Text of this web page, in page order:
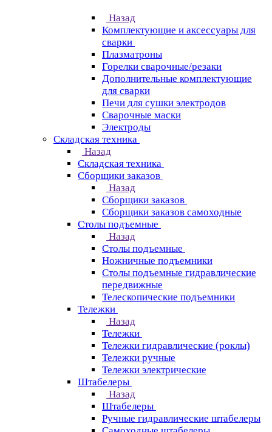
Назад
Комплектующие и аксессуары для
сварки
Плазматроны
Горелки сварочные/резаки
Дополнительные комплектующие
для сварки
Печи для сушки электродов
Сварочные маски
Электроды
Складская техника
Назад
Складская техника
Сборщики заказов
Назад
Сборщики заказов
Сборщики заказов самоходные
Столы подъемные
Назад
Столы подъемные
Ножничные подъемники
Столы подъемные гидравлические
передвижные
Телескопические подъемники
Тележки
Назад
Тележки
Тележки гидравлические (роклы)
Тележки ручные
Тележки электрические
Штабелеры
Назад
Штабелеры
Ручные гидравлические штабелеры